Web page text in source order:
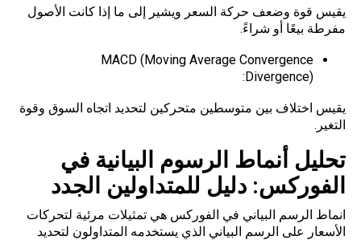
يقيس قوة وضعف حركة السعر ويشير إلى ما إذا كانت الأصول
مفرطة بيعًا أو شراءً.
MACD (Moving Average Convergence
Divergence):
يقيس اختلاف بين متوسطين متحركين لتحديد اتجاه السوق وقوة
التغير.
تحليل أنماط الرسوم البيانية في
الفوركس: دليل للمتداولين الجدد
انماط الرسم البياني في الفوركس هي تمثيلات مرئية لتحركات
الأسعار على الرسم البياني الذي يستخدمه المتداولون لتحديد